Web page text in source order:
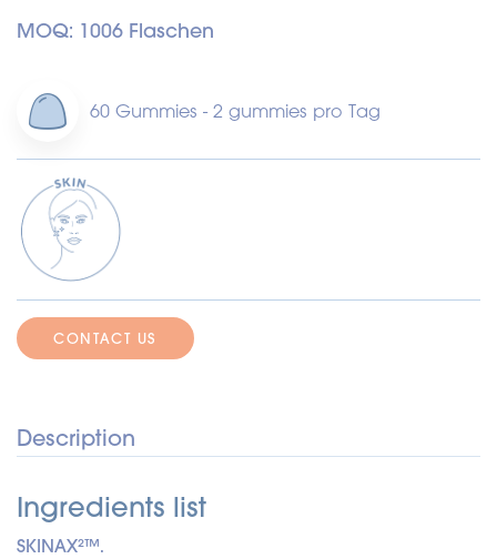
MOQ: 1006 Flaschen
60 Gummies - 2 gummies pro Tag
CONTACT US
Description
Ingredients list
SKINAX²™.